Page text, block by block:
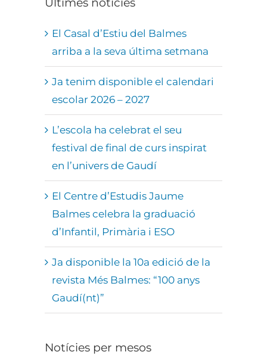
El Casal d’Estiu del Balmes
arriba a la seva última setmana
Ja tenim disponible el calendari
escolar 2026 – 2027
L’escola ha celebrat el seu
festival de final de curs inspirat
en l’univers de Gaudí
El Centre d’Estudis Jaume
Balmes celebra la graduació
d’Infantil, Primària i ESO
Ja disponible la 10a edició de la
revista Més Balmes: “100 anys
Gaudí(nt)”
Notícies per mesos